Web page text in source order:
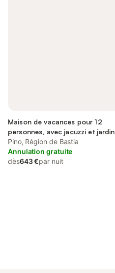
Maison de vacances pour 12
personnes, avec jacuzzi et jardin
Pino, Région de Bastia
Annulation gratuite
dès643 €par nuit